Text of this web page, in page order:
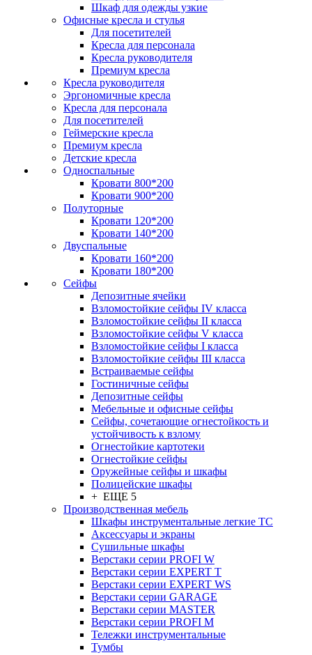
Шкаф для одежды узкие
Офисные кресла и стулья
Для посетителей
Кресла для персонала
Кресла руководителя
Премиум кресла
Кресла руководителя
Эргономичные кресла
Кресла для персонала
Для посетителей
Геймерские кресла
Премиум кресла
Детские кресла
Односпальные
Кровати 800*200
Кровати 900*200
Полуторные
Кровати 120*200
Кровати 140*200
Двуспальные
Кровати 160*200
Кровати 180*200
Сейфы
Депозитные ячейки
Взломостойкие сейфы IV класса
Взломостойкие сейфы II класса
Взломостойкие сейфы V класса
Взломостойкие сейфы I класса
Взломостойкие сейфы III класса
Встраиваемые сейфы
Гостиничные сейфы
Депозитные сейфы
Мебельные и офисные сейфы
Сейфы, сочетающие огнестойкость и
устойчивость к взлому
Огнестойкие картотеки
Огнестойкие сейфы
Оружейные сейфы и шкафы
Полицейские шкафы
+ ЕЩЕ 5
Производственная мебель
Шкафы инструментальные легкие ТС
Аксессуары и экраны
Cушильные шкафы
Верстаки серии PROFI W
Верстаки серии EXPERT T
Верстаки серии EXPERT WS
Верстаки серии GARAGE
Верстаки серии MASTER
Верстаки серии PROFI M
Тележки инструментальные
Тумбы